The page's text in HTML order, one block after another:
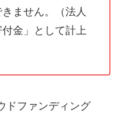
ません。（法人
金」として計上
ドファンディング